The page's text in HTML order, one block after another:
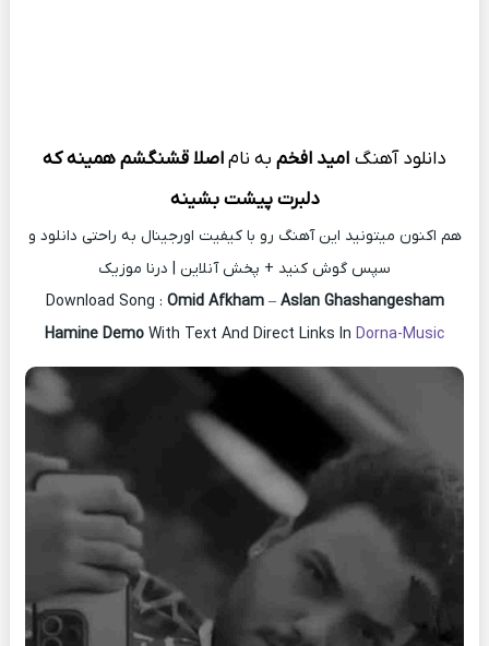
دانلود آهنگ امید افخم به ناماصلا قشنگشم همینه که
دلبرت پیشت بشینه
هم اکنون میتونید این آهنگ رو با کیفیت اورجینال به راحتی دانلود و
سپس گوش کنید + پخش آنلاین | درنا موزیک
Download Song : Omid Afkham– Aslan Ghashangesham
Hamine Demo With Text And Direct Links In Dorna-Music